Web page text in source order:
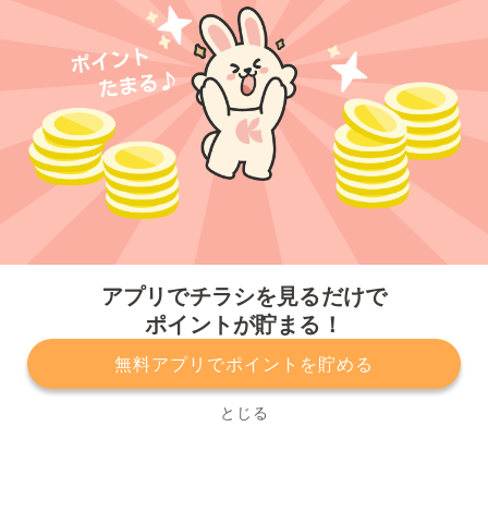
アプリでチラシを見るだけで
ポイントが貯まる！
無料アプリでポイントを貯める
とじる
プライバシーポリシー 利用規約
運営会社
サービスに関してのお問い合わせ